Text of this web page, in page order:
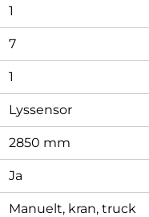
1
7
1
Lyssensor
2850 mm
Ja
Manuelt, kran, truck